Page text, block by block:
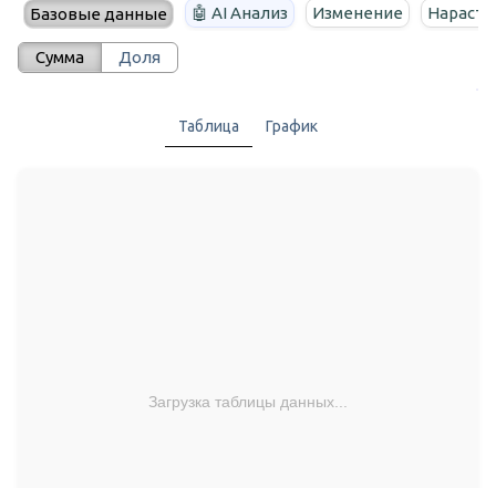
Базовые данные 🤖 AI Анализ Изменение
Сумма Доля
Таблица График
Загрузка таблицы данных...